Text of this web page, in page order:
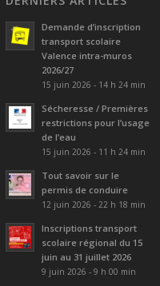
Demande d’inscription
transport scolaire
Valence intra-muros
2026/27
15 juin 2026 - 14 h 24 min
Sécheresse / Premières
restrictions pour l’usage
de l’eau
15 juin 2026 - 11 h 24 min
Tout savoir sur le
permis de conduire
12 juin 2026 - 22 h 18 min
Inscriptions transport
scolaire régional du 15
juin au 31 juillet 2026
9 juin 2026 - 9 h 00 min